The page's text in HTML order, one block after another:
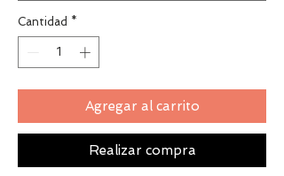
Cantidad *
Agregar al carrito
Realizar compra